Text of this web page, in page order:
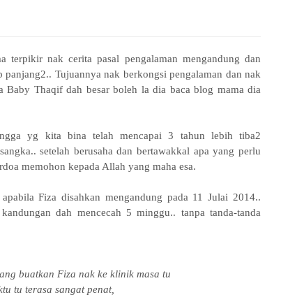
terpikir nak cerita pasal pengalaman mengandung dan
panjang2.. Tujuannya nak berkongsi pengalaman dan nak
Baby Thaqif dah besar boleh la dia baca blog mama dia
yg kita bina telah mencapai 3 tahun lebih tiba2
setelah berusaha dan bertawakkal apa yang perlu
memohon kepada Allah yang maha esa.
Fiza disahkan mengandung pada 11 Julai 2014..
dah mencecah 5 minggu.. tanpa tanda-tanda
buatkan Fiza nak ke klinik masa tu
tu terasa sangat penat,